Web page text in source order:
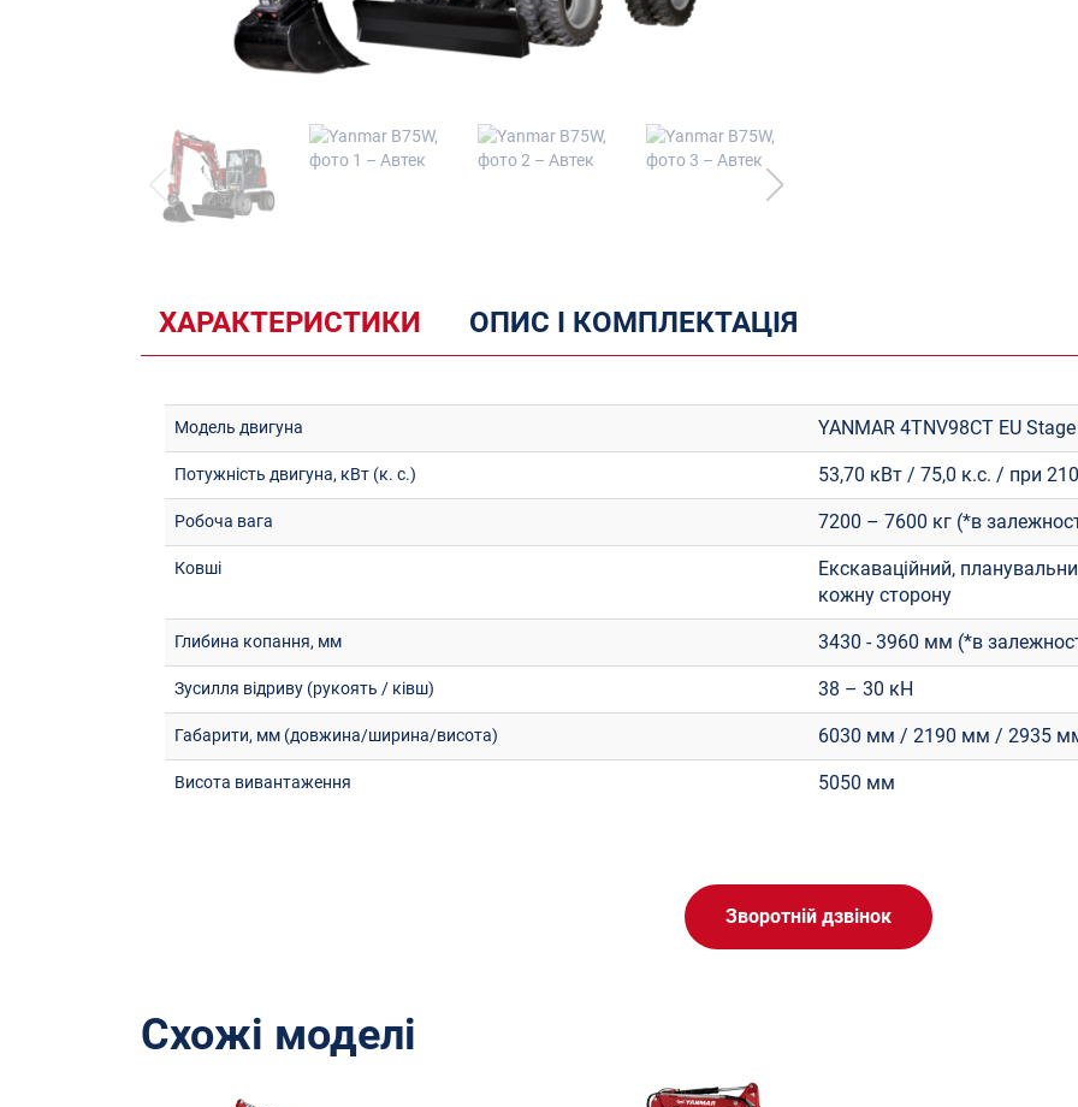
ХАРАКТЕРИСТИКИ ОПИС І КОМПЛЕКТАЦІЯ
Модель двигуна YANMAR 4TNV98CT EU
Потужність двигуна, кВт (к. с.) 53,70 кВт / 75,0 к.с. / при
Робоча вага 7200 – 7600 кг (*в
Ковші
Екскаваційний,
кожну сторону
Глибина копання, мм 3430 - 3960 мм (*в
Зусилля відриву (рукоять / ківш) 38 – 30 кН
Габарити, мм (довжина/ширина/висота) 6030 мм / 2190 мм / 2935
Висота вивантаження 5050 мм
Зворотній дзвінок
Схожі моделі